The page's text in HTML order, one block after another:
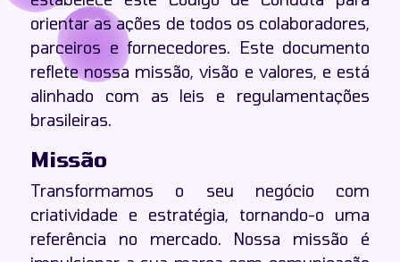
Política Antitruste
Política de Ideias Não Solicitadas
Política de Backups
Termos
Termos de Serviço da Cupcode
Termos de Uso da Cupcode
Termo de Garantia de 2 Anos
Termos de Uso do GiantLeap
orientar as ações de todos os colaboradores,
parceiros e fornecedores. Este documento
reflete nossa missão, visão e valores, e está
alinhado com as leis e regulamentações
brasileiras.
Missão
Transformamos o seu negócio com
criatividade e estratégia, tornando-o uma
referência no mercado. Nossa missão é